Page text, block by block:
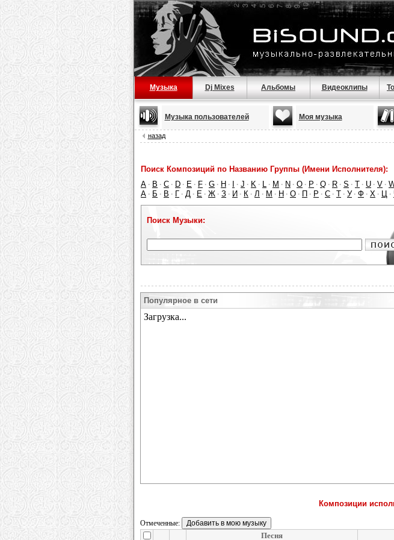
Музыка Dj Mixes Альбомы Видеоклипы
Музыка пользователей Моя музыка
назад
Поиск Композиций по Названию Группы (Имени Исполнителя):
A · B · C · D · E · F · G · H · · J · K · L · M · N · O · P · Q · R · S · T · U · V ·
А · Б · В · Г · Д · Е · Ж · З · И · К · Л · М · Н · О · П · Р · С · Т · У · Ф · Х · Ц ·
Поиск Музыки:
Популярное в сети
Композиции
Отмеченные:
Песня